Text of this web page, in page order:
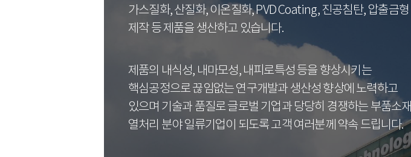
가스질화, 산질화, 이온질화, PVD Coating, 진공침탄, 압출금형
제작 등 제품을 생산하고 있습니다.
제품의 내식성, 내마모성, 내피로특성 등을 향상시키는
핵심공정으로 끊임없는 연구개발과 생산성 향상에 노력하고
있으며 기술과 품질로 글로벌 기업과 당당히 경쟁하는 부품소재
열처리 분야 일류기업이 되도록 고객 여러분께 약속 드립니다.